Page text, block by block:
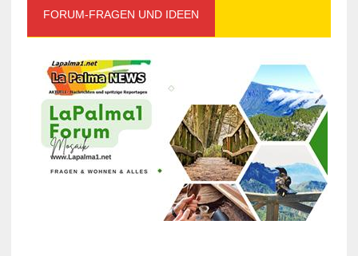
FORUM-FRAGEN UND IDEEN